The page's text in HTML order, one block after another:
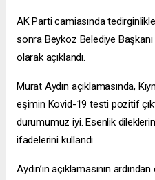
AK Parti camiasında
sonra Beykoz Belediye
olarak açıklandı.
Murat Aydın açıklamasında,
eşimin Kovid-19 testi pozitif
durumumuz iyi. Esenlik
ifadelerini kullandı.
Aydın’ın açıklamasının